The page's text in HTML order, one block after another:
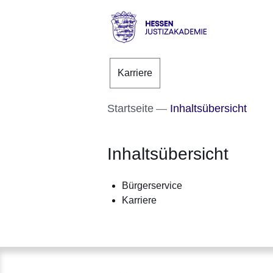
Direkt zum Kopf der
Direkt zum Inhalt
Direkt zum Fuß der
Justizakademie
Karriere
Startseite Inhaltsübersicht
Inhaltsübersicht
Bürgerservice
Karriere